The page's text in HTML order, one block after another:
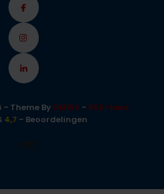
Theme By DMWS - RSS-feed
4,7 - Beoordelingen